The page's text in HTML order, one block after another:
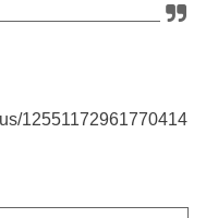
12551172961770414